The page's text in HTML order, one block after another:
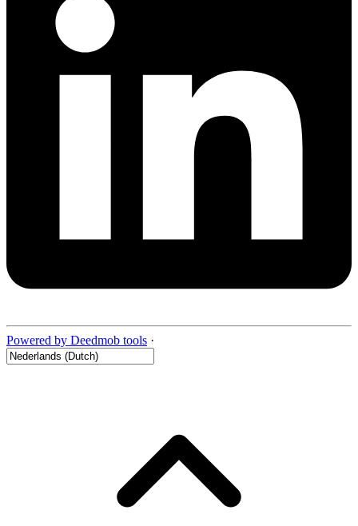
Powered by Deedmob tools ·